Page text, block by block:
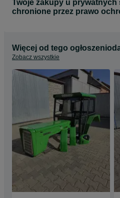
Twoje zakupy u
chronione przez prawo
Więcej od tego
Zobacz wszystkie